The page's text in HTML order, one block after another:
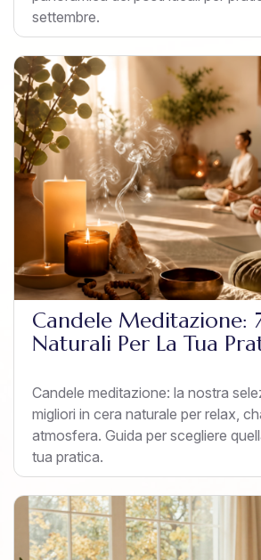
settembre.
Candele Meditazione:
Naturali Per La Tua
Candele meditazione: la nostra
migliori in cera naturale per relax,
atmosfera. Guida per scegliere
tua pratica.